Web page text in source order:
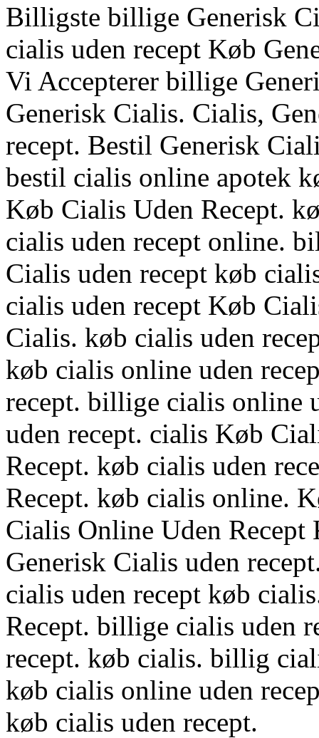
Billigste billige Generisk
cialis uden recept Køb
Vi Accepterer billige
Generisk Cialis. Cialis,
recept. Bestil Generisk
bestil cialis online apotek
Køb Cialis Uden Recept.
cialis uden recept online.
Cialis uden recept køb
cialis uden recept Køb
Cialis. køb cialis uden
køb cialis online uden
recept. billige cialis online
uden recept. cialis Køb
Recept. køb cialis uden
Recept. køb cialis online.
Cialis Online Uden
Generisk Cialis uden
cialis uden recept køb
Recept. billige cialis uden
recept. køb cialis. billig
køb cialis online uden
køb cialis uden recept.